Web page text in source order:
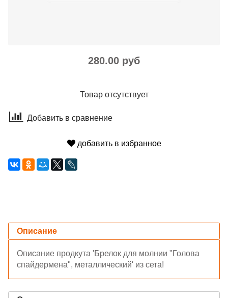
280.00 руб
Товар отсутствует
Добавить в сравнение
добавить в избранное
Описание
Описание продкута 'Брелок для молнии "Голова
спайдермена", металлический' из сета!